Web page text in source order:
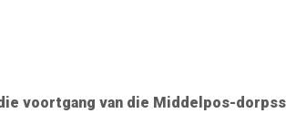
voortgang van die Middelpos-